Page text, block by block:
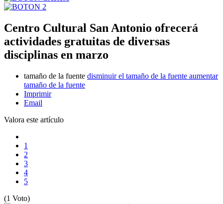
Centro Cultural San Antonio ofrecerá
actividades gratuitas de diversas
disciplinas en marzo
tamaño de la fuente disminuir el tamaño de la fuente aumentar
tamaño de la fuente
Imprimir
Email
Valora este artículo
1
2
3
4
5
(1 Voto)